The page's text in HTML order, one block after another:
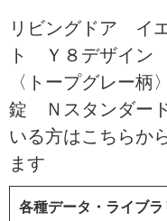
リビングドア イ
ト Ｙ８デザイ
〈トープグレー
錠 Ｎスタンダー
いる方はこちらか
ます
各種データ・ライブラ